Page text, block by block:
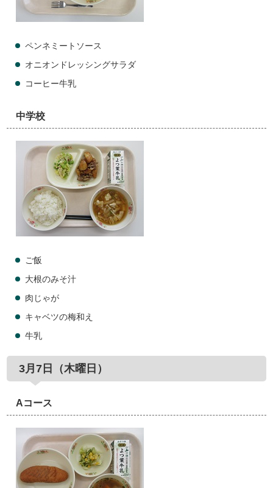
ペンネミートソース
オニオンドレッシングサラダ
コーヒー牛乳
中学校
ご飯
大根のみそ汁
肉じゃが
キャベツの梅和え
牛乳
3月7日（木曜日）
Aコース